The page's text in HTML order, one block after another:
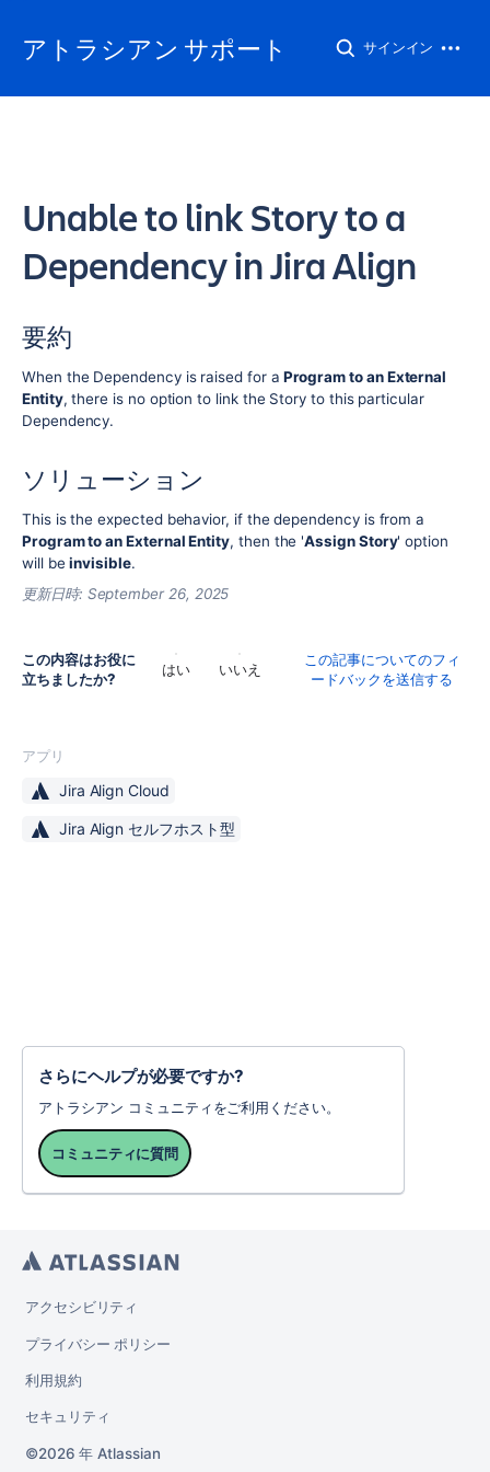
アトラシアン サポート サインイン
Unable to link Story to a
Dependency in Jira Align
要約
When the Dependency is raised for a Program to an External
Entity, there is no option to link the Story to this particular
Dependency.
ソリューション
This is the expected behavior, if the dependency is from a
Program to an External Entity, then the 'Assign Story' option
will beinvisible.
更新日時: September 26, 2025
この内容はお役に
立ちましたか?
はい いいえ
この記事についてのフィ
ードバックを送信する
アプリ
Jira Align Cloud
Jira Align セルフホスト型
さらにヘルプが必要ですか?
アトラシアン コミュニティをご利用ください。
コミュニティに質問
アクセシビリティ
プライバシー ポリシー
利用規約
セキュリティ
2026 年 Atlassian